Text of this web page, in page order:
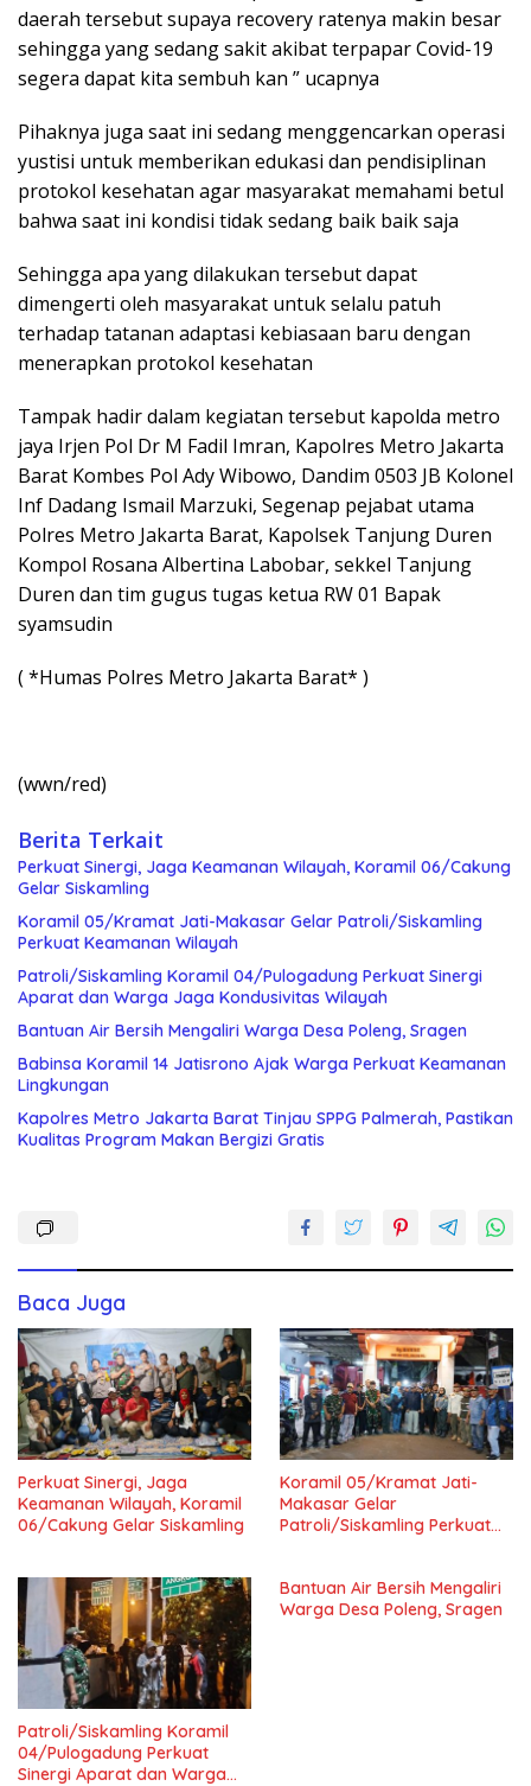
daerah tersebut supaya recovery ratenya makin besar
sehingga yang sedang sakit akibat terpapar Covid-19
segera dapat kita sembuh kan ” ucapnya
Pihaknya juga saat ini sedang menggencarkan operasi
yustisi untuk memberikan edukasi dan pendisiplinan
protokol kesehatan agar masyarakat memahami betul
bahwa saat ini kondisi tidak sedang baik baik saja
Sehingga apa yang dilakukan tersebut dapat
dimengerti oleh masyarakat untuk selalu patuh
terhadap tatanan adaptasi kebiasaan baru dengan
menerapkan protokol kesehatan
Tampak hadir dalam kegiatan tersebut kapolda metro
jaya Irjen Pol Dr M Fadil Imran, Kapolres Metro Jakarta
Barat Kombes Pol Ady Wibowo, Dandim 0503 JB Kolonel
Inf Dadang Ismail Marzuki, Segenap pejabat utama
Polres Metro Jakarta Barat, Kapolsek Tanjung Duren
Kompol Rosana Albertina Labobar, sekkel Tanjung
Duren dan tim gugus tugas ketua RW 01 Bapak
syamsudin
( *Humas Polres Metro Jakarta Barat* )
(wwn/red)
Berita Terkait
Perkuat Sinergi, Jaga Keamanan Wilayah, Koramil 06/Cakung
Gelar Siskamling
Koramil 05/Kramat Jati-Makasar Gelar Patroli/Siskamling
Perkuat Keamanan Wilayah
Patroli/Siskamling Koramil 04/Pulogadung Perkuat Sinergi
Aparat dan Warga Jaga Kondusivitas Wilayah
Bantuan Air Bersih Mengaliri Warga Desa Poleng, Sragen
Babinsa Koramil 14 Jatisrono Ajak Warga Perkuat Keamanan
Lingkungan
Kapolres Metro Jakarta Barat Tinjau SPPG Palmerah, Pastikan
Kualitas Program Makan Bergizi Gratis
Baca Juga
Perkuat Sinergi, Jaga
Keamanan Wilayah, Koramil
06/Cakung Gelar Siskamling
Koramil 05/Kramat Jati-
Makasar Gelar
Patroli/Siskamling Perkuat
Patroli/Siskamling Koramil
04/Pulogadung Perkuat
Sinergi Aparat dan Warga
Bantuan Air Bersih Mengaliri
Warga Desa Poleng, Sragen